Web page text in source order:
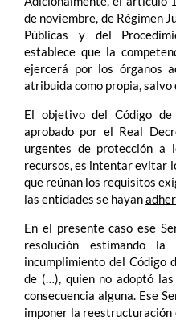
de noviembre, de Régimen
Públicas y del
establece que la
ejercerá por los órganos
atribuida como propia, salvo
El objetivo del Código de
aprobado por el Real
urgentes de protección a
recursos, es intentar evitar
que reúnan los requisitos
las entidades se hayan
En el presente caso ese
resolución estimando
incumplimiento del Código
de (…), quien no adoptó
consecuencia alguna. Ese
imponer la reestructuración